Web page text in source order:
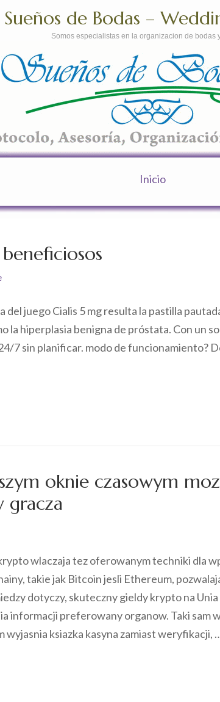
Sueños de Bodas –
Somos especialistas en la organizacion de bodas
Inicio
del juego Cialis 5 mg resulta la pastilla
la hiperplasia benigna de próstata. Con un
7 sin planificar. modo de funcionamiento?
oknie czasowym
gracza
wlaczaja tez oferowanym techniki dla
takie jak Bitcoin jesli Ethereum,
dotyczy, skuteczny gieldy krypto na Unia
informacji preferowany organow. Taki sam
ksiazka kasyna zamiast weryfikacji,